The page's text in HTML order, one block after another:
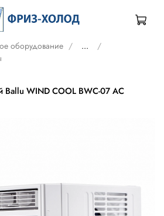
оборудование
...
WIND COOL BWC-07 AC